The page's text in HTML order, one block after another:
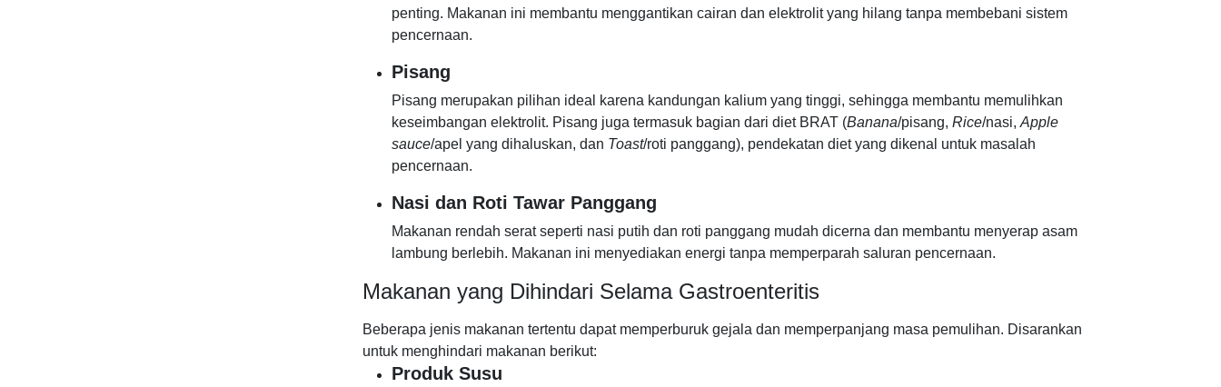
penting. Makanan ini membantu menggantikan cairan dan elektrolit yang hilang tanpa membebani sistem
pencernaan.
Pisang
Pisang merupakan pilihan ideal karena kandungan kalium yang tinggi, sehingga membantu memulihkan
keseimbangan elektrolit. Pisang juga termasuk bagian dari diet BRAT (Banana/pisang, Rice/nasi, Apple
sauce/apel yang dihaluskan, dan Toast/roti panggang), pendekatan diet yang dikenal untuk masalah
pencernaan.
Nasi dan Roti Tawar Panggang
Makanan rendah serat seperti nasi putih dan roti panggang mudah dicerna dan membantu menyerap asam
lambung berlebih. Makanan ini menyediakan energi tanpa memperparah saluran pencernaan.
Makanan yang Dihindari Selama Gastroenteritis
Beberapa jenis makanan tertentu dapat memperburuk gejala dan memperpanjang masa pemulihan. Disarankan
untuk menghindari makanan berikut:
Produk Susu